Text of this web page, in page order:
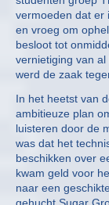
vermoeden dat er
en vroeg om
besloot tot
vernietiging van
werd de zaak
In het heetst van
ambitieuze plan
luisteren door de
was dat het
beschikken over
kwam geld voor
naar een